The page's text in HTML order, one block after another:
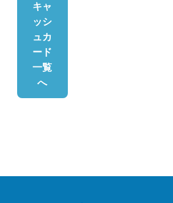
キャ
ッシ
ュカ
ード
一覧
へ